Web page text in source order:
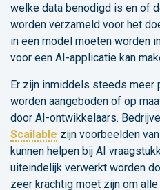
welke data benodigd is en of
worden verzameld voor het
in een model moeten worden
voor een AI-applicatie kan
Er zijn inmiddels steeds
worden aangeboden of op
door AI-ontwikkelaars.
Scailable zijn voorbeelden
kunnen helpen bij AI
uiteindelijk verwerkt worden
zeer krachtig moet zijn om